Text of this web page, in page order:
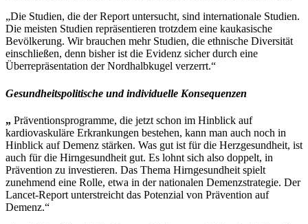
„Die Studien, die der Report untersucht, sind internationale Studien.
Die meisten Studien repräsentieren trotzdem eine kaukasische
Bevölkerung. Wir brauchen mehr Studien, die ethnische Diversität
einschließen, denn bisher ist die Evidenz sicher durch eine
Überrepräsentation der Nordhalbkugel verzerrt.“
Gesundheitspolitische und individuelle Konsequenzen
„ Präventionsprogramme, die jetzt schon im Hinblick auf
kardiovaskuläre Erkrankungen bestehen, kann man auch noch in
Hinblick auf Demenz stärken. Was gut ist für die Herzgesundheit, ist
auch für die Hirngesundheit gut. Es lohnt sich also doppelt, in
Prävention zu investieren. Das Thema Hirngesundheit spielt
zunehmend eine Rolle, etwa in der nationalen Demenzstrategie. Der
Lancet-Report unterstreicht das Potenzial von Prävention auf
Demenz.“